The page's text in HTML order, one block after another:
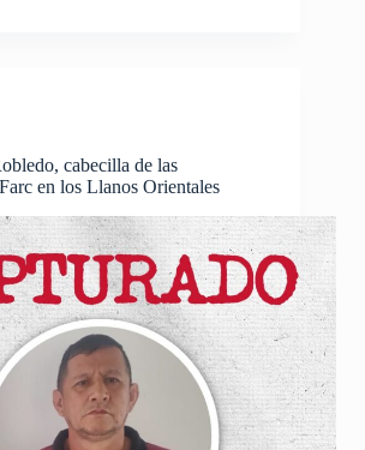
cabecilla de las
en los Llanos Orientales